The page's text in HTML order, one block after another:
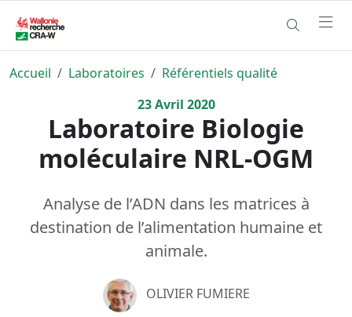
Accueil Laboratoires
Référentiels qualité
23Avril 2020
Laboratoire Biologie
moléculaire NRL-OGM
Analyse de l’ADN dans les matrices à
destination de l’alimentation humaine et
animale.
OLIVIER FUMIERE